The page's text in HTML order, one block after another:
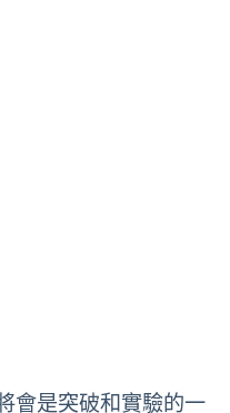
會是突破和實驗的一